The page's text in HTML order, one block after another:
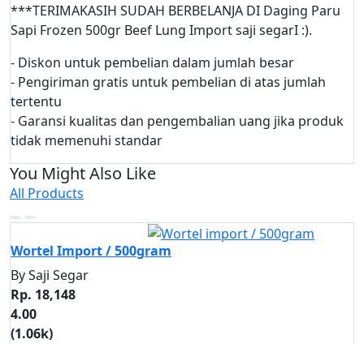
***TERIMAKASIH SUDAH BERBELANJA DI Daging Paru
Sapi Frozen 500gr Beef Lung Import saji segarI :).
- Diskon untuk pembelian dalam jumlah besar
- Pengiriman gratis untuk pembelian di atas jumlah
tertentu
- Garansi kualitas dan pengembalian uang jika produk
tidak memenuhi standar
You Might Also Like
All Products
Wortel Import / 500gram
By Saji Segar
Rp. 18,148
4.00
(1.06k)